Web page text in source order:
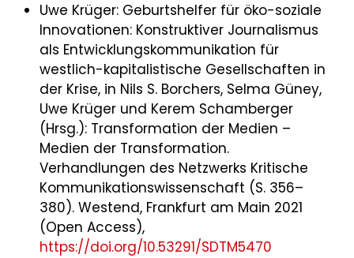
Uwe Krüger: Geburtshelfer für öko-soziale
Innovationen: Konstruktiver Journalismus
als Entwicklungskommunikation für
westlich-kapitalistische Gesellschaften in
der Krise, in Nils S. Borchers, Selma Güney,
Uwe Krüger und Kerem Schamberger
(Hrsg.): Transformation der Medien –
Medien der Transformation.
Verhandlungen des Netzwerks Kritische
Kommunikationswissenschaft (S. 356–
380). Westend, Frankfurt am Main 2021
(Open Access),
https://doi.org/10.53291/SDTM5470